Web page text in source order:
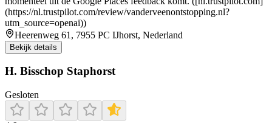
(https://nl.trustpilot.com/review/vanderveenontstopping.nl?
utm_source=openai))
Heerenweg 61, 7955 PC IJhorst, Nederland
Bekijk details
H. Bisschop Staphorst
Gesloten